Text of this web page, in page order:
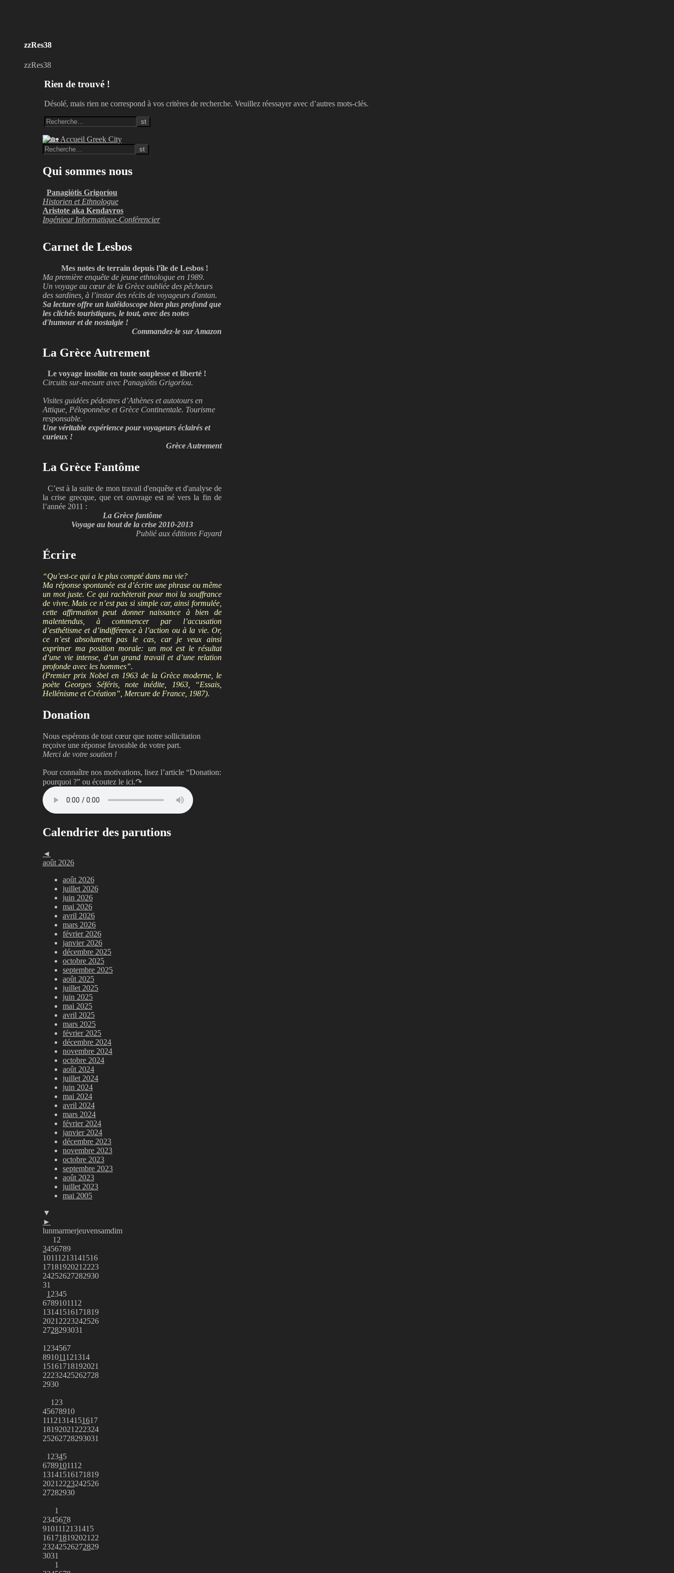
zzRes38
zzRes38
Rien de trouvé !
Désolé, mais rien ne correspond à vos critères de recherche. Veuillez réessayer avec d’autres mots-clés.
Qui sommes nous
Panagiótis Grigoríou
Historien et Ethnologue
Aristote aka Kendavros
Ingénieur Informatique-Conférencier
Carnet de Lesbos
Mes notes de terrain depuis l'île de Lesbos !
Ma première enquête de jeune ethnologue en 1989.
Un voyage au cœur de la Grèce oubliée des pêcheurs
des sardines, à l’instar des récits de voyageurs d'antan.
Sa lecture offre un kaléidoscope bien plus profond que
les clichés touristiques, le tout, avec des notes
d'humour et de nostalgie !
Commandez-le sur Amazon
La Grèce Autrement
Le voyage insolite en toute souplesse et liberté !
Circuits sur-mesure avec Panagiótis Grigoríou.
Visites guidées pédestres d’Athènes et autotours en
Attique, Péloponnèse et Grèce Continentale. Tourisme
responsable.
Une véritable expérience pour voyageurs éclairés et
curieux !
Grèce Autrement
La Grèce Fantôme
C’est à la suite de mon travail d'enquête et d'analyse de
la crise grecque, que cet ouvrage est né vers la fin de
l’année 2011 :
La Grèce fantôme
Voyage au bout de la crise 2010-2013
Publié aux éditions Fayard
Écrire
“Qu’est-ce qui a le plus compté dans ma vie?
Ma réponse spontanée est d’écrire une phrase ou même
un mot juste. Ce qui rachèterait pour moi la souffrance
de vivre. Mais ce n’est pas si simple car, ainsi formulée,
cette affirmation peut donner naissance à bien de
malentendus, à commencer par l’accusation
d’esthétisme et d’indifférence à l’action ou à la vie. Or,
ce n’est absolument pas le cas, car je veux ainsi
exprimer ma position morale: un mot est le résultat
d’une vie intense, d’un grand travail et d’une relation
profonde avec les hommes”.
(Premier prix Nobel en 1963 de la Grèce moderne, le
poète Georges Séféris, note inédite, 1963, “Essais,
Hellénisme et Création”, Mercure de France, 1987).
Donation
Nous espérons de tout cœur que notre sollicitation
reçoive une réponse favorable de votre part.
Merci de votre soutien !
Pour connaître nos motivations, lisez l’article “Donation:
pourquoi ?” ou écoutez le ici.↷
Calendrier des parutions
◄
août 2026
août 2026
juillet 2026
juin 2026
mai 2026
avril 2026
mars 2026
février 2026
janvier 2026
décembre 2025
octobre 2025
septembre 2025
août 2025
juillet 2025
juin 2025
mai 2025
avril 2025
mars 2025
février 2025
décembre 2024
novembre 2024
octobre 2024
août 2024
juillet 2024
juin 2024
mai 2024
avril 2024
mars 2024
février 2024
janvier 2024
décembre 2023
novembre 2023
octobre 2023
septembre 2023
août 2023
juillet 2023
mai 2005
▼
►
lunmarmerjeuvensamdim
1 2
3456789
10111213141516
1718192021 2223
24252627282930
31
1 2345
6789101112
13141516171819
2021 2223242526
2728293031
1 234567
891011121314
15161718192021
22232425262728
2930
1 23
45678910
11121314151617
18192021 222324
25262728293031
1 2345
6789101112
13141516171819
2021 2223242526
27282930
1
2345678
9101112131415
161718192021 22
23242526272829
3031
1